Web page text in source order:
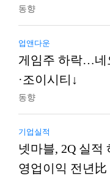
동향
업앤다운
게임주 하락…네
·조이시티↓
동향
기업실적
넷마블, 2Q 실
영업이익 전년比